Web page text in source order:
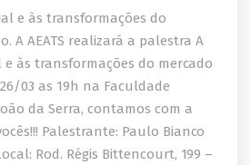
e às transformações do
A AEATS realizará a palestra A
às transformações do mercado
03 as 19h na Faculdade
da Serra, contamos com a
Palestrante: Paulo Bianco
Rod. Régis Bittencourt, 199 –